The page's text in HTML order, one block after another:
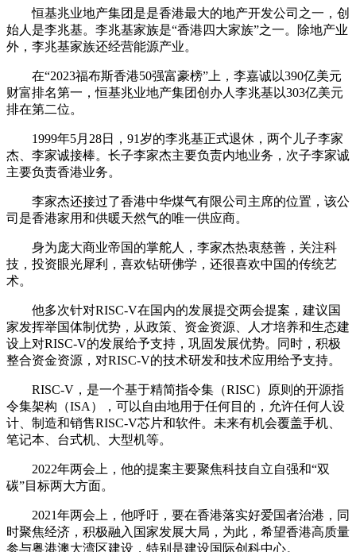
恒基兆业地产集团是是香港最大的地产开发公司之一，创
始人是李兆基。李兆基家族是“香港四大家族”之一。除地产业
外，李兆基家族还经营能源产业。
在“2023福布斯香港50强富豪榜”上，李嘉诚以390亿美元
财富排名第一，恒基兆业地产集团创办人李兆基以303亿美元
排在第二位。
1999年5月28日，91岁的李兆基正式退休，两个儿子李家
杰、李家诚接棒。长子李家杰主要负责内地业务，次子李家诚
主要负责香港业务。
李家杰还接过了香港中华煤气有限公司主席的位置，该公
司是香港家用和供暖天然气的唯一供应商。
身为庞大商业帝国的掌舵人，李家杰热衷慈善，关注科
技，投资眼光犀利，喜欢钻研佛学，还很喜欢中国的传统艺
术。
他多次针对RISC-V在国内的发展提交两会提案，建议国
家发挥举国体制优势，从政策、资金资源、人才培养和生态建
设上对RISC-V的发展给予支持，巩固发展优势。同时，积极
整合资金资源，对RISC-V的技术研发和技术应用给予支持。
RISC-V，是一个基于精简指令集（RISC）原则的开源指
令集架构（ISA），可以自由地用于任何目的，允许任何人设
计、制造和销售RISC-V芯片和软件。未来有机会覆盖手机、
笔记本、台式机、大型机等。
2022年两会上，他的提案主要聚焦科技自立自强和“双
碳”目标两大方面。
2021年两会上，他呼吁，要在香港落实好爱国者治港，同
时聚焦经济，积极融入国家发展大局，为此，希望香港高质量
参与粤港澳大湾区建设，特别是建设国际创科中心。